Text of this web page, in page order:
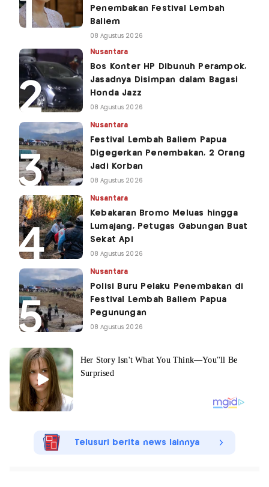
Penembakan Festival Lembah
Baliem
08 Agustus 2026
Nusantara
Bos Konter HP Dibunuh Perampok,
Jasadnya Disimpan dalam Bagasi
Honda Jazz
08 Agustus 2026
Nusantara
Festival Lembah Baliem Papua
Digegerkan Penembakan, 2 Orang
Jadi Korban
08 Agustus 2026
Nusantara
Kebakaran Bromo Meluas hingga
Lumajang, Petugas Gabungan Buat
Sekat Api
08 Agustus 2026
Nusantara
Polisi Buru Pelaku Penembakan di
Festival Lembah Baliem Papua
Pegunungan
08 Agustus 2026
Telusuri berita news lainnya